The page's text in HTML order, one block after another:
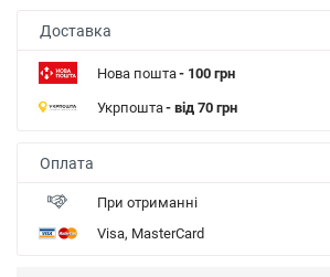
Доставка
Нова пошта- 100 грн
Укрпошта- від 70 грн
Оплата
При отриманні
Visa, MasterCard